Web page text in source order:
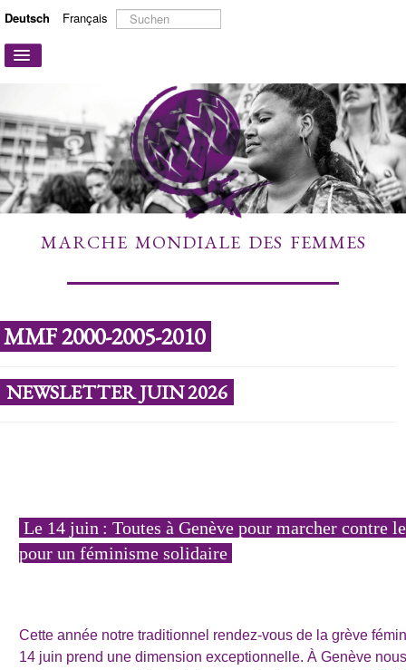
Deutsch Français
Suchen
...
Navigation
ÜBER UNS
AKTIONEN UND KAMPAGNEN
MITMACHEN
MEHR ERFAHREN
MARCHE MONDIALE DES FEMMES
MMF 2000-2005-2010
NEWSLETTER JUIN 2026
Le 14 juin : Toutes à Genève pour marcher contre
pour un féminisme solidaire
Cette année notre traditionnel rendez-vous de la grève
14 juin prend une dimension exceptionnelle. À Genève nous